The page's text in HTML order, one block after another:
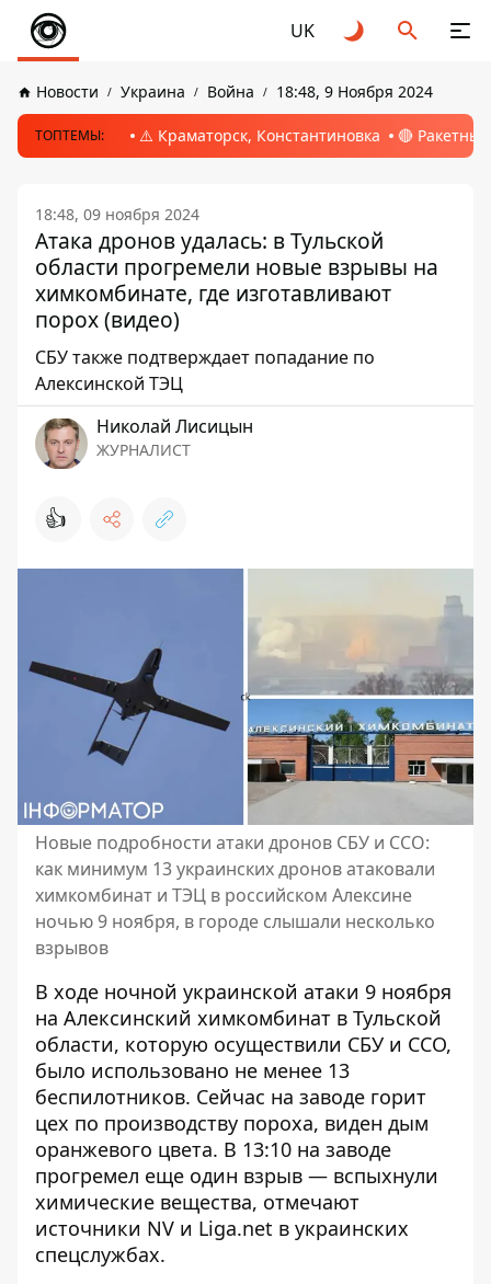
UK
Новости Украина Война 18:48, 9 Ноября 2024
ТОПТЕМЫ: ⚠️ Краматорск, Константиновка 🔴
18:48, 09 ноября 2024
Атака дронов удалась: в Тульской
области прогремели новые взрывы на
химкомбинате, где изготавливают
порох (видео)
СБУ также подтверждает попадание по
Алексинской ТЭЦ
Николай Лисицын
ЖУРНАЛИСТ
👍
Новые подробности атаки дронов СБУ и ССО:
как минимум 13 украинских дронов атаковали
химкомбинат и ТЭЦ в российском Алексине
ночью 9 ноября, в городе слышали несколько
взрывов
В ходе ночной украинской атаки 9 ноября
на Алексинский химкомбинат в Тульской
области, которую осуществили СБУ и ССО,
было использовано не менее 13
беспилотников. Сейчас на заводе горит
цех по производству пороха, виден дым
оранжевого цвета. В 13:10 на заводе
прогремел еще один взрыв — вспыхнули
химические вещества, отмечают
источники NV и Liga.net в украинских
спецслужбах.